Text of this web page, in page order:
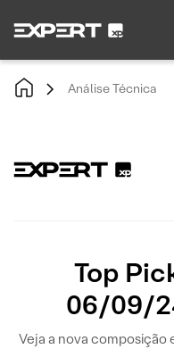
Análise Técnica
Top
06/09/
Veja a nova composição